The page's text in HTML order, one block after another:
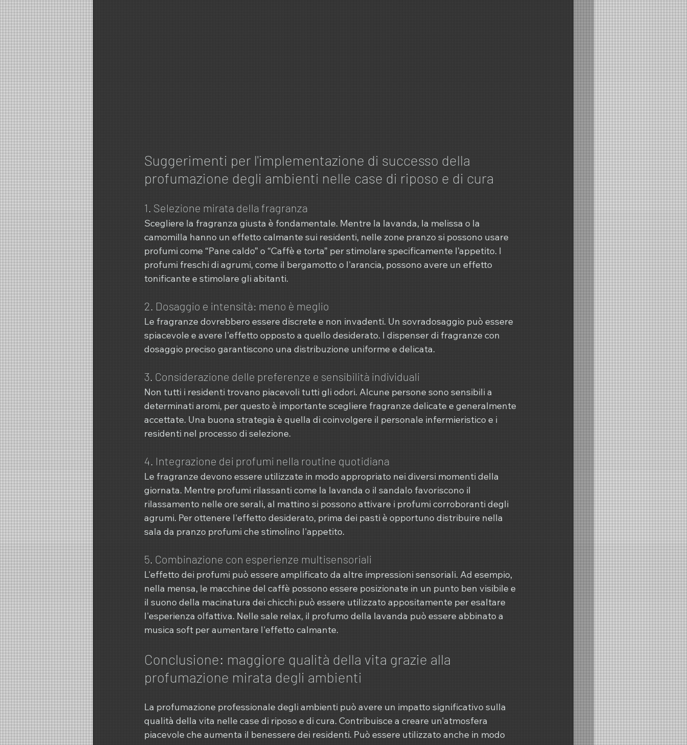
Suggerimenti per l'implementazione di successo della
profumazione degli ambienti nelle case di riposo e di cura
1. Selezione mirata della fragranza
Scegliere la fragranza giusta è fondamentale. Mentre la lavanda, la melissa o la
camomilla hanno un effetto calmante sui residenti, nelle zone pranzo si possono usare
profumi come “Pane caldo” o “Caffè e torta” per stimolare specificamente l’appetito. I
profumi freschi di agrumi, come il bergamotto o l'arancia, possono avere un effetto
tonificante e stimolare gli abitanti.
2. Dosaggio e intensità: meno è meglio
Le fragranze dovrebbero essere discrete e non invadenti. Un sovradosaggio può essere
spiacevole e avere l'effetto opposto a quello desiderato. I dispenser di fragranze con
dosaggio preciso garantiscono una distribuzione uniforme e delicata.
3. Considerazione delle preferenze e sensibilità individuali
Non tutti i residenti trovano piacevoli tutti gli odori. Alcune persone sono sensibili a
determinati aromi, per questo è importante scegliere fragranze delicate e generalmente
accettate. Una buona strategia è quella di coinvolgere il personale infermieristico e i
residenti nel processo di selezione.
4. Integrazione dei profumi nella routine quotidiana
Le fragranze devono essere utilizzate in modo appropriato nei diversi momenti della
giornata. Mentre profumi rilassanti come la lavanda o il sandalo favoriscono il
rilassamento nelle ore serali, al mattino si possono attivare i profumi corroboranti degli
agrumi. Per ottenere l'effetto desiderato, prima dei pasti è opportuno distribuire nella
sala da pranzo profumi che stimolino l'appetito.
5. Combinazione con esperienze multisensoriali
L'effetto dei profumi può essere amplificato da altre impressioni sensoriali. Ad esempio,
nella mensa, le macchine del caffè possono essere posizionate in un punto ben visibile e
il suono della macinatura dei chicchi può essere utilizzato appositamente per esaltare
l'esperienza olfattiva. Nelle sale relax, il profumo della lavanda può essere abbinato a
musica soft per aumentare l'effetto calmante.
Conclusione: maggiore qualità della vita grazie alla
profumazione mirata degli ambienti
La profumazione professionale degli ambienti può avere un impatto significativo sulla
qualità della vita nelle case di riposo e di cura. Contribuisce a creare un'atmosfera
piacevole che aumenta il benessere dei residenti. Può essere utilizzato anche in modo